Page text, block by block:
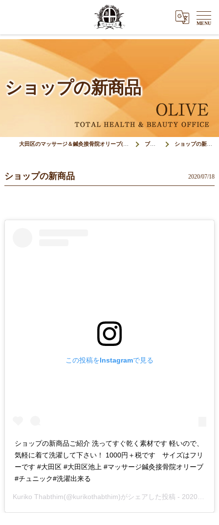
ショップの新商品
大田区のマッサージ＆鍼灸接骨院オリーブ(Olive) ブログ ショップの新商品
ショップの新商品 2020/07/18
この投稿をInstagramで見る
ショップの新商品ご紹介 洗ってすぐ乾く素材です 軽いので、
気軽に着て洗濯して下さい！ 1000円＋税です サイズはフリ
ーです #大田区 #大田区池上 #マッサージ鍼灸接骨院オリーブ
#チュニック#洗濯出来る
Kuriko Thabthim(@kurikothabthim)がシェアした投稿 - 2020年Jul月17日pm6時08分PDT